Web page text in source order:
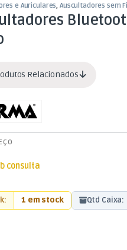
e Auriculares, Auscultadores sem
Relacionados
consulta
1 em stock Qtd Caixa: